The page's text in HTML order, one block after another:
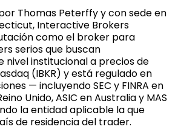
Thomas Peterffy y con sede en
Interactive Brokers
como el broker para
serios que buscan
nivel institucional a precios de
(IBKR) y está regulado en
— incluyendo SEC y FINRA en
Unido, ASIC en Australia y MAS
la entidad aplicable la que
de residencia del trader.